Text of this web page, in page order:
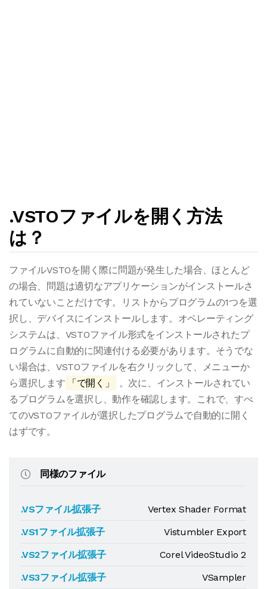
.VSTOファイルを開く方法
は？
ファイルVSTOを開く際に問題が発生した場合、ほとんど
の場合、問題は適切なアプリケーションがインストールさ
れていないことだけです。リストからプログラムの1つを選
択し、デバイスにインストールします。オペレーティング
システムは、VSTOファイル形式をインストールされたプ
ログラムに自動的に関連付ける必要があります。そうでな
い場合は、VSTOファイルを右クリックして、メニューか
ら選択します
「で開く」
。次に、インストールされてい
るプログラムを選択し、動作を確認します。これで、すべ
てのVSTOファイルが選択したプログラムで自動的に開く
はずです。
同様のファイル
.VSファイル拡張子
Vertex Shader Format
.VS1ファイル拡張子
Vistumbler Export
.VS2ファイル拡張子
Corel VideoStudio 2
.VS3ファイル拡張子
VSampler